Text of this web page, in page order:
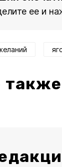
ее и
также